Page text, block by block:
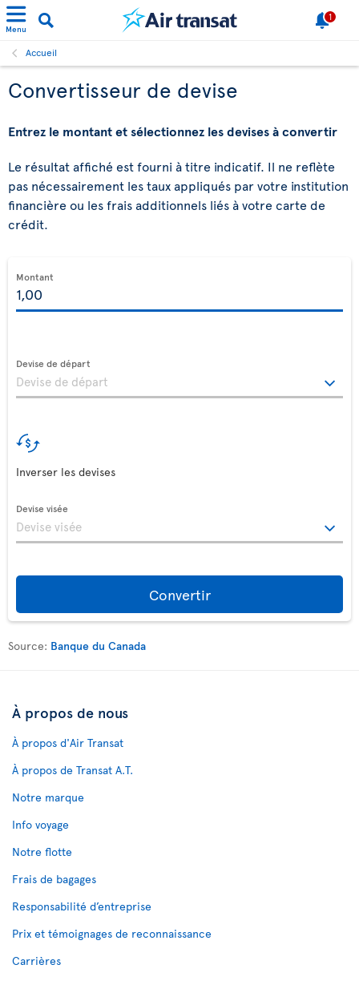
Menu
1
Accueil
Convertisseur de devise
Entrez le montant et sélectionnez les devises à convertir
Le résultat affiché est fourni à titre indicatif. Il ne reflète
pas nécessairement les taux appliqués par votre institution
financière ou les frais additionnels liés à votre carte de
crédit.
Montant
Devise de départ
Inverser les devises
Devise visée
Convertir
Source: Banque du Canada
À propos de nous
À propos d'Air Transat
À propos de Transat A.T.
Notre marque
Info voyage
Notre flotte
Frais de bagages
Responsabilité d’entreprise
Prix et témoignages de reconnaissance
Carrières